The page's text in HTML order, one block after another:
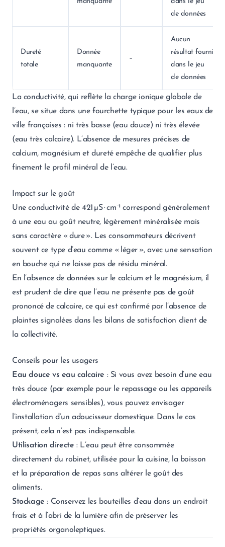
de données
Dureté
totale
Donnée
manquante
–
Aucun
résultat fourni
dans le jeu
de données
La conductivité, qui reflète la charge ionique globale de
l’eau, se situe dans une fourchette typique pour les eaux de
ville françaises : ni très basse (eau douce) ni très élevée
(eau très calcaire). L’absence de mesures précises de
calcium, magnésium et dureté empêche de qualifier plus
finement le profil minéral de l’eau.
Impact sur le goût
Une conductivité de 421 µS · cm⁻¹ correspond généralement
à une eau au goût neutre, légèrement minéralisée mais
sans caractère « dure ». Les consommateurs décrivent
souvent ce type d’eau comme « léger », avec une sensation
en bouche qui ne laisse pas de résidu minéral.
En l’absence de données sur le calcium et le magnésium, il
est prudent de dire que l’eau ne présente pas de goût
prononcé de calcaire, ce qui est confirmé par l’absence de
plaintes signalées dans les bilans de satisfaction client de
la collectivité.
Conseils pour les usagers
Eau douce vs eau calcaire : Si vous avez besoin d’une eau
très douce (par exemple pour le repassage ou les appareils
électroménagers sensibles), vous pouvez envisager
l’installation d’un adoucisseur domestique. Dans le cas
présent, cela n’est pas indispensable.
Utilisation directe : L’eau peut être consommée
directement du robinet, utilisée pour la cuisine, la boisson
et la préparation de repas sans altérer le goût des
aliments.
Stockage : Conservez les bouteilles d’eau dans un endroit
frais et à l’abri de la lumière afin de préserver les
propriétés organoleptiques.